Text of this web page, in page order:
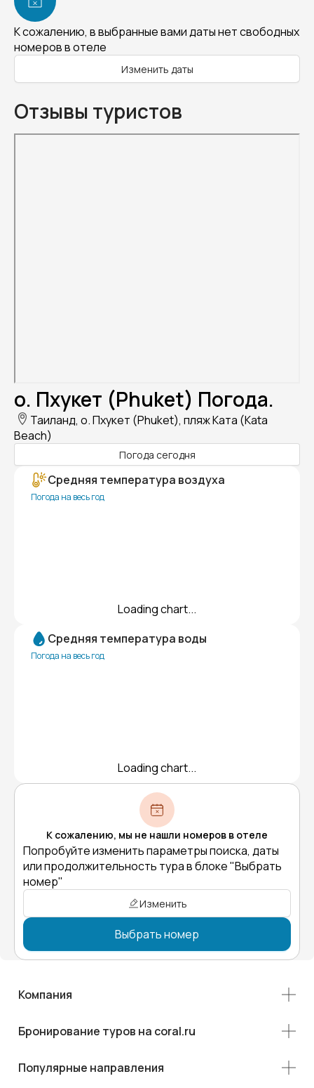
К сожалению, в выбранные вами даты нет свободных
номеров в отеле
Изменить даты
Отзывы туристов
о. Пхукет (Phuket) Погода.
Таиланд, о. Пхукет (Phuket), пляж Ката (Kata
Beach)
Погода сегодня
Средняя температура воздуха
Погода на весь год
Loading chart...
Средняя температура воды
Погода на весь год
Loading chart...
К сожалению, мы не нашли номеров в отеле
Попробуйте изменить параметры поиска, даты
или продолжительность тура в блоке "Выбрать
номер"
Изменить
Выбрать номер
Компания
Бронирование туров на coral.ru
Популярные направления